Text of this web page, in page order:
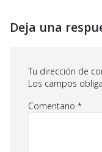
Deja una
Tu dirección de
Los campos
Comentario *